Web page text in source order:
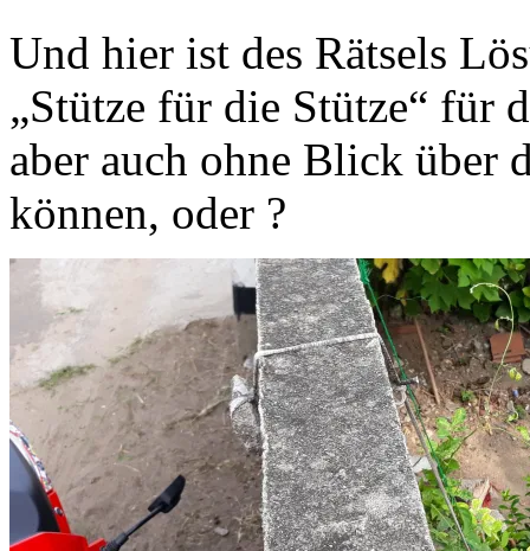
Und hier ist des Rätsels
„Stütze für die Stütze“ für
aber auch ohne Blick über
können, oder ?